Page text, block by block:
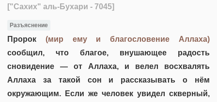
["Сахих" аль-Бухари - 7045]
Разъяснение
Пророк (мир ему и благословение Аллаха)
сообщил, что благое, внушающее радость
сновидение — от Аллаха, и велел восхвалять
Аллаха за такой сон и рассказывать о нём
окружающим. Если же человек увидел скверный,